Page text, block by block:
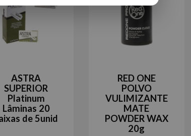
ASTRA
SUPERIOR
Platinum
Lâminas 20
de 5unid
RED ONE
POLVO
VULIMIZANTE
MATE
POWDER WAX
20g